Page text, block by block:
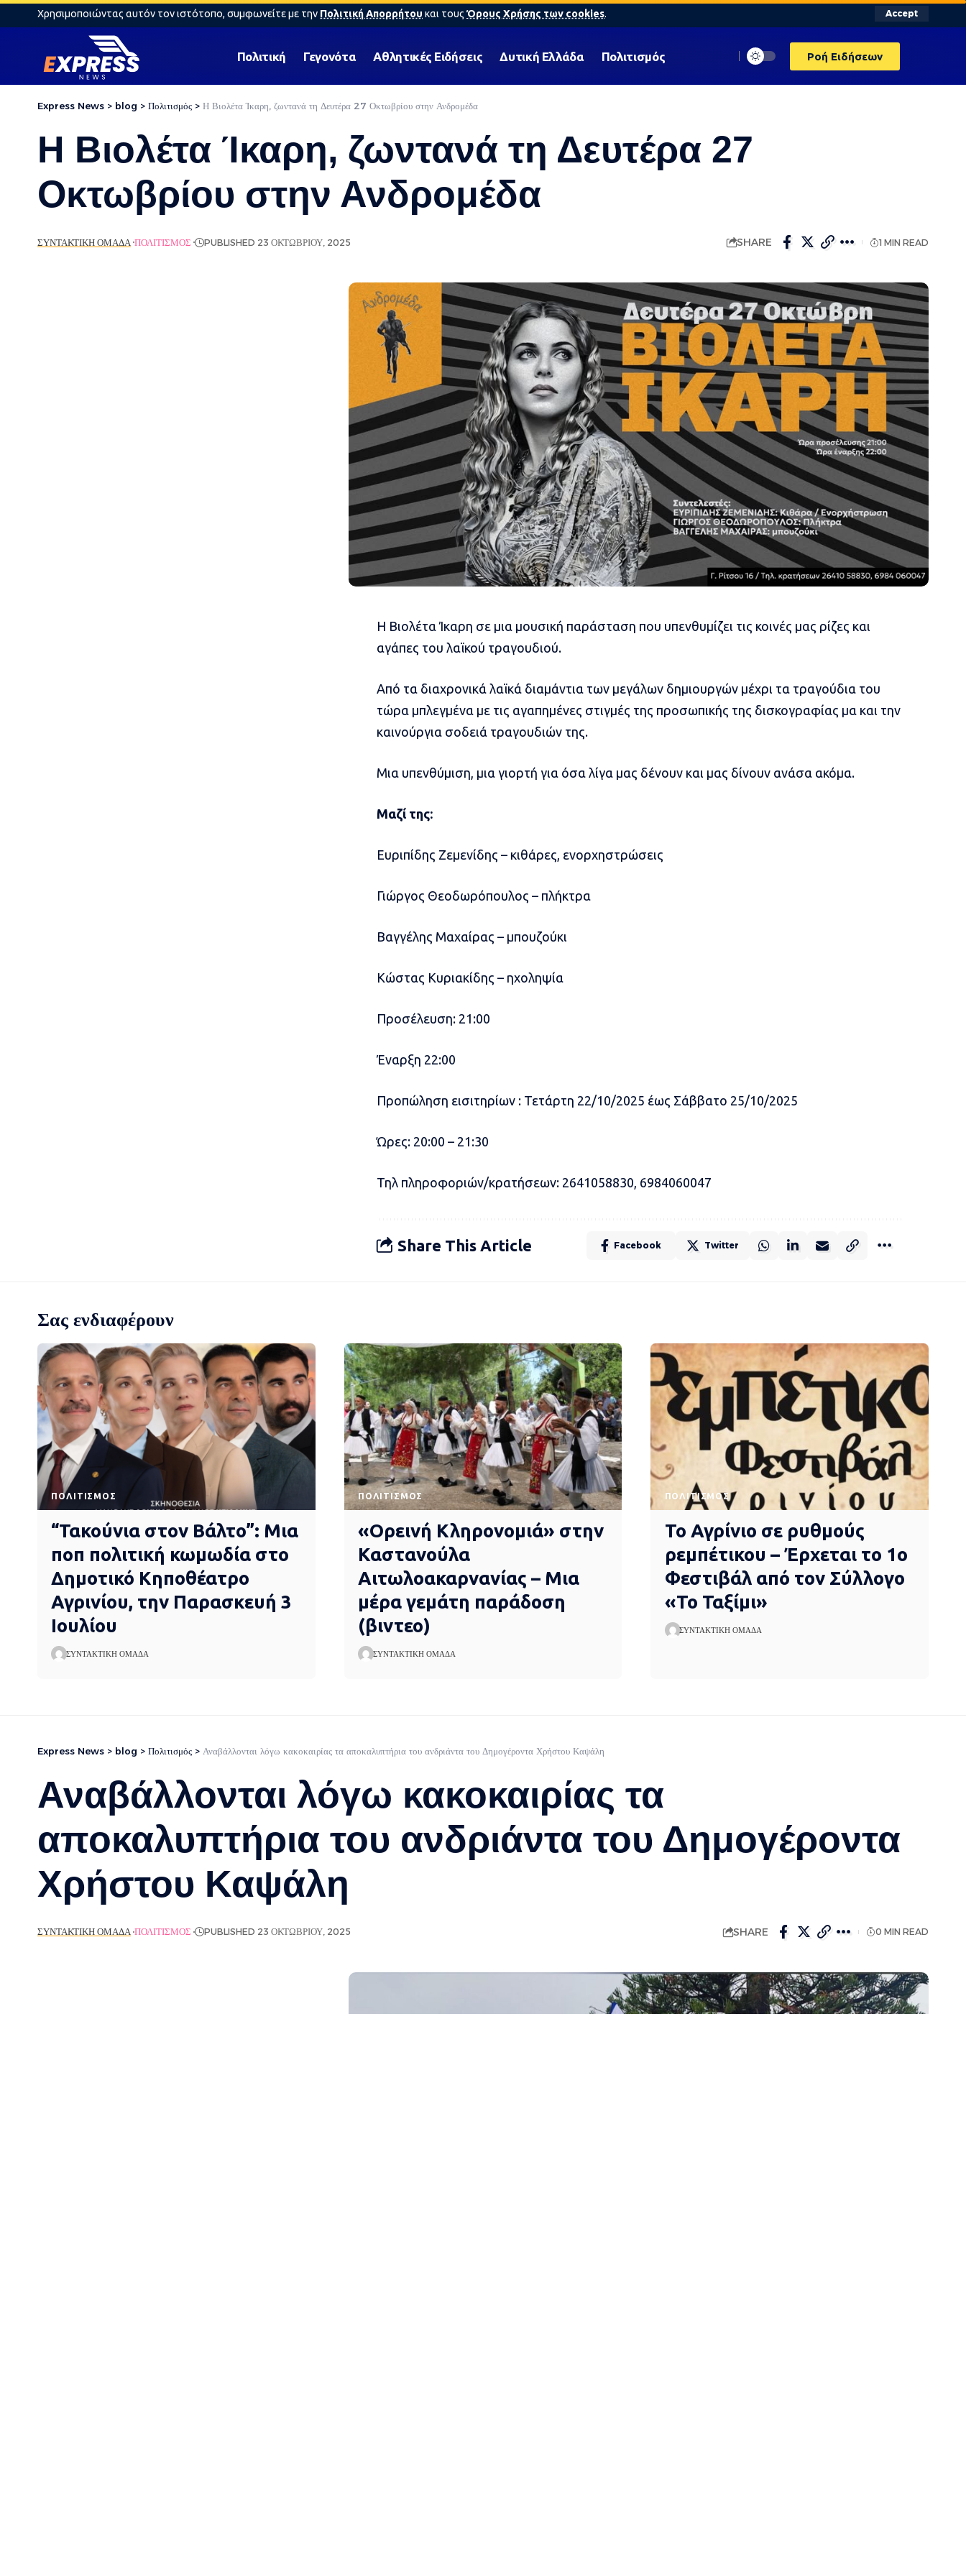
Χρησιμοποιώντας αυτόν τον ιστότοπο, συμφωνείτε με την Πολιτική Απορρήτου και τους Όρους Χρήσης των cookies. Accept
Πολιτική Γεγονότα Αθλητικές Ειδήσεις Δυτική Ελλάδα Πολιτισμός Ροή Ειδήσεων
Express News > blog > Πολιτισμός > Η Βιολέτα Ίκαρη, ζωντανά τη Δευτέρα 27 Οκτωβρίου στην Ανδρομέδα
Η Βιολέτα Ίκαρη, ζωντανά τη Δευτέρα 27
Οκτωβρίου στην Ανδρομέδα
ΣΥΝΤΑΚΤΙΚΉ ΟΜΆΔΑ ΠΟΛΙΤΙΣΜΌΣ PUBLISHED 23 ΟΚΤΩΒΡΊΟΥ, 2025 SHARE 1 MIN READ
Η Βιολέτα Ίκαρη σε μια μουσική παράσταση που υπενθυμίζει τις κοινές μας ρίζες και
αγάπες του λαϊκού τραγουδιού.
Από τα διαχρονικά λαϊκά διαμάντια των μεγάλων δημιουργών μέχρι τα τραγούδια του
τώρα μπλεγμένα με τις αγαπημένες στιγμές της προσωπικής της δισκογραφίας μα και την
καινούργια σοδειά τραγουδιών της.
Μια υπενθύμιση, μια γιορτή για όσα λίγα μας δένουν και μας δίνουν ανάσα ακόμα.
Μαζί της:
Ευριπίδης Ζεμενίδης – κιθάρες, ενορχηστρώσεις
Γιώργος Θεοδωρόπουλος – πλήκτρα
Βαγγέλης Μαχαίρας – μπουζούκι
Κώστας Κυριακίδης – ηχοληψία
Προσέλευση: 21:00
Έναρξη 22:00
Προπώληση εισιτηρίων : Τετάρτη 22/10/2025 έως Σάββατο 25/10/2025
Ώρες: 20:00 – 21:30
Τηλ πληροφοριών/κρατήσεων: 2641058830, 6984060047
Share This Article Facebook Twitter
Σας ενδιαφέρουν
ΠΟΛΙΤΙΣΜΌΣ
“Τακούνια στον Βάλτο”: Μια
ποπ πολιτική κωμωδία στο
Δημοτικό Κηποθέατρο
Αγρινίου, την Παρασκευή 3
Ιουλίου
ΣΥΝΤΑΚΤΙΚΉ ΟΜΆΔΑ
ΠΟΛΙΤΙΣΜΌΣ
«Ορεινή Κληρονομιά» στην
Καστανούλα
Αιτωλοακαρνανίας – Μια
μέρα γεμάτη παράδοση
(βιντεο)
ΣΥΝΤΑΚΤΙΚΉ ΟΜΆΔΑ
ΠΟΛΙΤΙΣΜΌΣ
Το Αγρίνιο σε ρυθμούς
ρεμπέτικου – Έρχεται το 1ο
Φεστιβάλ από τον Σύλλογο
«Το Ταξίμι»
ΣΥΝΤΑΚΤΙΚΉ ΟΜΆΔΑ
Express News > blog > Πολιτισμός > Αναβάλλονται λόγω κακοκαιρίας τα αποκαλυπτήρια του ανδριάντα του Δημογέροντα Χρήστου Καψάλη
Αναβάλλονται λόγω κακοκαιρίας τα
αποκαλυπτήρια του ανδριάντα του Δημογέροντα
Χρήστου Καψάλη
ΣΥΝΤΑΚΤΙΚΉ ΟΜΆΔΑ ΠΟΛΙΤΙΣΜΌΣ PUBLISHED 23 ΟΚΤΩΒΡΊΟΥ, 2025 SHARE 0 MIN READ